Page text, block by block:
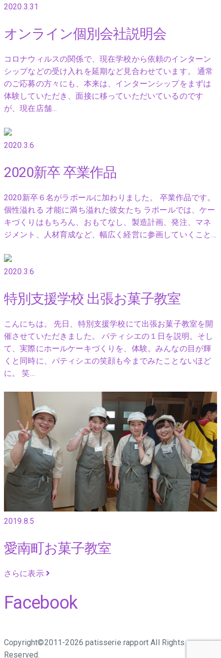
2020.3.31
オンライン個別会社説明会
コロナウィルスの関係で、現在学校から依頼のインターン
シップなどの受け入れを延期など見合わせています。 通常
のご応募の方々にも、本来は、インターンシップをまずは
体験していただき、面接に移っていただいているのです
が、現在店舗…
2020.3.6
2020新卒 卒業作品
2020新卒６名がラポールに加わりました。 卒業作品です。
個性溢れる 才能に満ち溢れた彼女たち ラポールでは、ケー
キづくりはもちろん、おもてなし、製造計画、発注、マネ
ジメント、人材育成など、幅広く経営に参画していくこと…
2020.3.6
特別支援学校 出張お菓子教室
こんにちは。 先日、特別支援学校にて出張お菓子教室を開
催させていただきました。 パティシエの１日を説明。そし
て、実際にホールケーキづくりを、体験。みんなの目が輝
くと同時に、パティシエの笑顔も今までみたことないほど
に。 笑…
2019.8.5
愛南町お菓子教室
さらに表示
Facebook
Copyright©2011-2026 patisserie rapport All Rights
Reserved.